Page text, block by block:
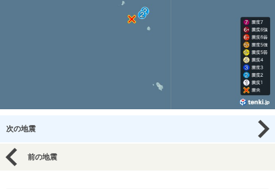
次の地震
前の地震